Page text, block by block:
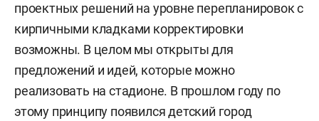
проектных решений на уровне перепланировок с
кирпичными кладками корректировки
возможны. В целом мы открыты для
предложений и идей, которые можно
реализовать на стадионе. В прошлом году по
этому принципу появился детский город